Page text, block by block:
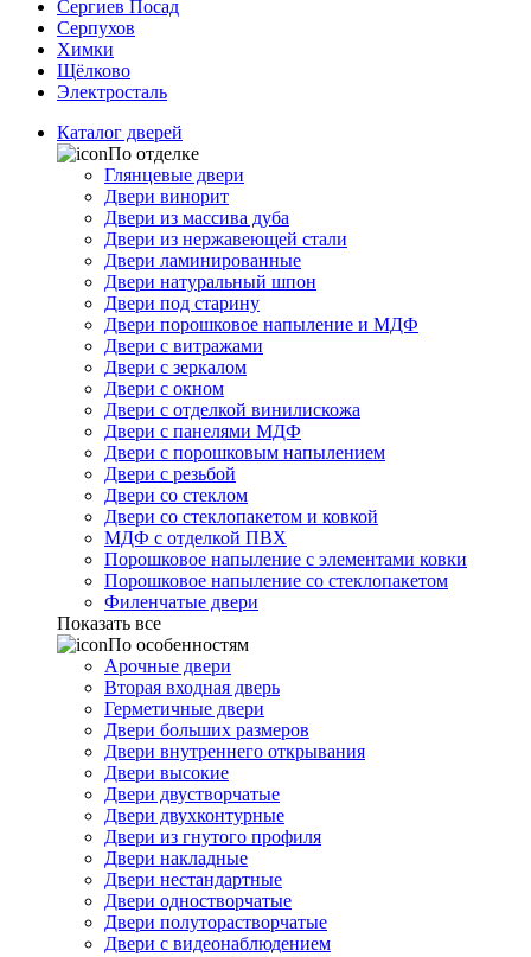
Сергиев Посад
Серпухов
Химки
Щёлково
Электросталь
Каталог дверей
По отделке
Глянцевые двери
Двери винорит
Двери из массива дуба
Двери из нержавеющей стали
Двери ламинированные
Двери натуральный шпон
Двери под старину
Двери порошковое напыление и МДФ
Двери с витражами
Двери с зеркалом
Двери с окном
Двери с отделкой винилискожа
Двери с панелями МДФ
Двери с порошковым напылением
Двери с резьбой
Двери со стеклом
Двери со стеклопакетом и ковкой
МДФ с отделкой ПВХ
Порошковое напыление с элементами ковки
Порошковое напыление со стеклопакетом
Филенчатые двери
Показать все
По особенностям
Арочные двери
Вторая входная дверь
Герметичные двери
Двери больших размеров
Двери внутреннего открывания
Двери высокие
Двери двустворчатые
Двери двухконтурные
Двери из гнутого профиля
Двери накладные
Двери нестандартные
Двери одностворчатые
Двери полуторастворчатые
Двери с видеонаблюдением